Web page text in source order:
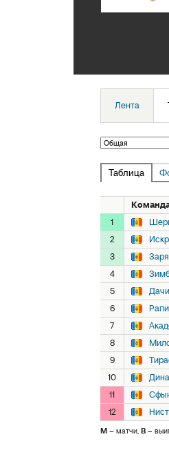
Лента
Таблица
1
2
3
4
5
6
7
8
9
10
11
12
М – матчи, В –